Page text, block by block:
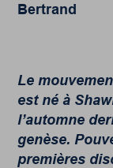
Bertrand
Le
est né à
l’automne
genèse.
premières